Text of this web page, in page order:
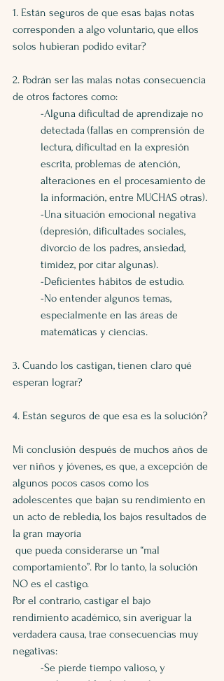
1. Están seguros de que esas bajas notas
corresponden a algo voluntario, que ellos
solos hubieran podido evitar?
2. Podrán ser las malas notas consecuencia
de otros factores como:
-Alguna dificultad de aprendizaje no
detectada (fallas en comprensión de
lectura, dificultad en la expresión
escrita, problemas de atención,
alteraciones en el procesamiento de
la información, entre MUCHAS otras).
-Una situación emocional negativa
(depresión, dificultades sociales,
divorcio de los padres, ansiedad,
timidez, por citar algunas).
-Deficientes hábitos de estudio.
-No entender algunos temas,
especialmente en las áreas de
matemáticas y ciencias.
3. Cuando los castigan, tienen claro qué
esperan lograr?
4. Están seguros de que esa es la solución?
Mi conclusión después de muchos años de
ver niños y jóvenes, es que, a excepción de
algunos pocos casos como los
adolescentes que bajan su rendimiento en
un acto de rebledía, los bajos resultados de
la gran mayoría
comportamiento”. Por lo tanto, la solución
NO es el castigo.
Por el contrario, castigar el bajo
rendimiento académico, sin averiguar la
verdadera causa, trae consecuencias muy
negativas:
-Se pierde tiempo valioso, y